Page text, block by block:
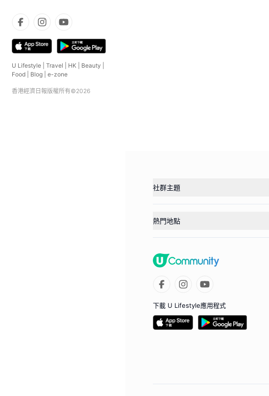
U Lifestyle Travel HK Beauty
Food
Blog e-zone
香港經濟日報版權所有©2026
社群主題
熱門地點
下載 U Lifestyle應用程式